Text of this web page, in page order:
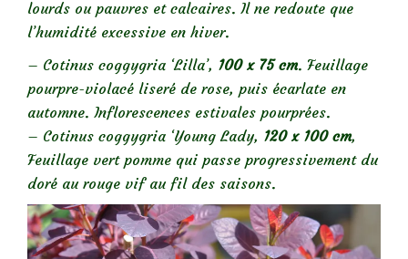
lourds ou pauvres et calcaires. Il ne redoute que
l’humidité excessive en hiver.
– Cotinus coggygria ‘Lilla’, 100 x 75 cm. Feuillage
pourpre-violacé liseré de rose, puis écarlate en
automne. Inflorescences estivales pourprées.
– Cotinus coggygria ‘Young Lady, 120 x 100 cm,
Feuillage vert pomme qui passe progressivement du
doré au rouge vif au fil des saisons.